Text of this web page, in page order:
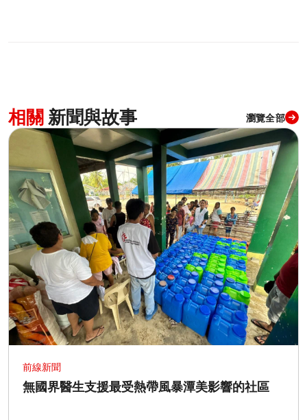
相關 新聞與故事 瀏覽全部
前線新聞
無國界醫生支援最受熱帶風暴潭美影響的社區